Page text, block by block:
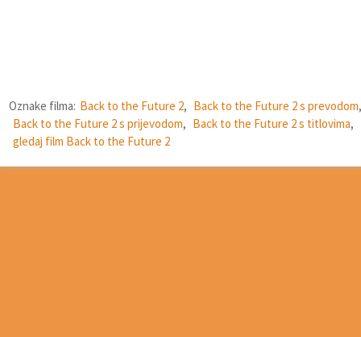
Oznake filma: Back to the Future 2, Back to the Future 2 s prevodom,
Back to the Future 2 s prijevodom, Back to the Future 2 s titlovima,
gledaj film Back to the Future 2